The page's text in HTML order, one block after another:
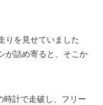
りを見せていました
が詰め寄ると、そこか
時計で走破し、フリー